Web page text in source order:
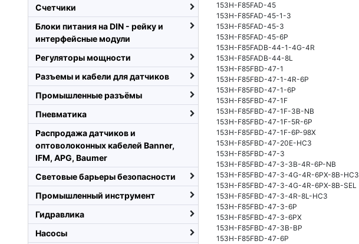
153H-F85FAD-45
153H-F85FAD-45-1-3
153H-F85FAD-45-3
153H-F85FAD-45-6P
153H-F85FADB-44-1-4G-4R
153H-F85FADB-44-8L
153H-F85FBD-47-1
153H-F85FBD-47-1-4R-6P
153H-F85FBD-47-1-6P
153H-F85FBD-47-1F
153H-F85FBD-47-1F-3B-NB
153H-F85FBD-47-1F-5R-6P
153H-F85FBD-47-1F-6P-98X
153H-F85FBD-47-20E-HC3
153H-F85FBD-47-3
153H-F85FBD-47-3-3B-4R-6P-NB
153H-F85FBD-47-3-4G-4R-6PX-8B-HC3
153H-F85FBD-47-3-4G-4R-6PX-8B-SEL
153H-F85FBD-47-3-4R-8L-HC3
153H-F85FBD-47-3-6P
153H-F85FBD-47-3-6PX
153H-F85FBD-47-3B-BP
153H-F85FBD-47-6P
Счетчики
Блоки питания на DIN - рейку и
интерфейсные модули
Регуляторы мощности
Разъемы и кабели для датчиков
Промышленные разъёмы
Пневматика
Распродажа датчиков и
оптоволоконных кабелей Banner,
IFM, APG, Baumer
Световые барьеры безопасности
Промышленный инструмент
Гидравлика
Насосы